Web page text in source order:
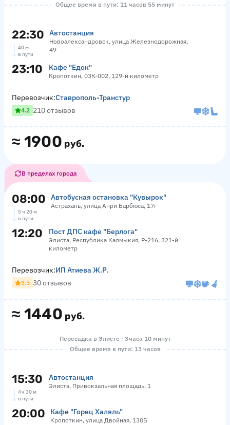
Общее время в пути: 11 часов 55 минут
22:30 Автостанция
Новоалександровск, улица Железнодорожная,
49
40 м
в пути
23:10 Кафе "Едок"
Кропоткин, 03К-002, 129-й километр
≈ 1900 руб.
Перевозчик:Ставрополь-Транстур
4.2 210 отзывов
В пределах города
08:00 Автобусная остановка "Кувырок"
Астрахань, улица Анри Барбюса, 17г
5 ч 20 м
в пути
12:20 Пост ДПС кафе "Берлога"
Элиста, Республика Калмыкия, Р-216, 321-й
километр
≈ 1440 руб.
Перевозчик:ИП Атиева Ж.Р.
3.5 30 отзывов
Пересадка в Элисте · 3 часа 10 минут
Общее время в пути: 13 часов
15:30 Автостанция
Элиста, Привокзальная площадь, 1
4 ч 30 м
в пути
20:00 Кафе "Горец Халяль"
Кропоткин, улица Двойная, 130Б